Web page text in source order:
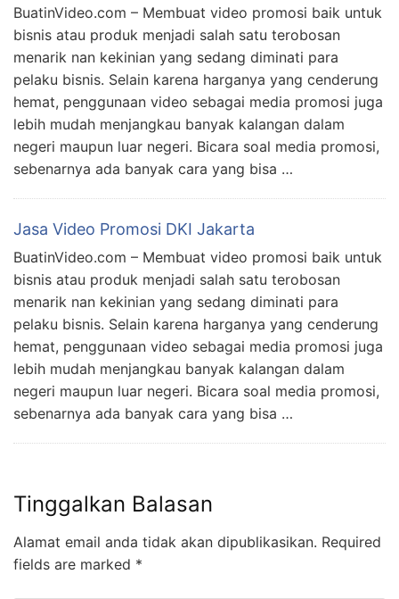
BuatinVideo.com – Membuat video promosi baik untuk
bisnis atau produk menjadi salah satu terobosan
menarik nan kekinian yang sedang diminati para
pelaku bisnis. Selain karena harganya yang cenderung
hemat, penggunaan video sebagai media promosi juga
lebih mudah menjangkau banyak kalangan dalam
negeri maupun luar negeri. Bicara soal media promosi,
sebenarnya ada banyak cara yang bisa …
Jasa Video Promosi DKI Jakarta
BuatinVideo.com – Membuat video promosi baik untuk
bisnis atau produk menjadi salah satu terobosan
menarik nan kekinian yang sedang diminati para
pelaku bisnis. Selain karena harganya yang cenderung
hemat, penggunaan video sebagai media promosi juga
lebih mudah menjangkau banyak kalangan dalam
negeri maupun luar negeri. Bicara soal media promosi,
sebenarnya ada banyak cara yang bisa …
Tinggalkan Balasan
Alamat email anda tidak akan dipublikasikan. Required
fields are marked *